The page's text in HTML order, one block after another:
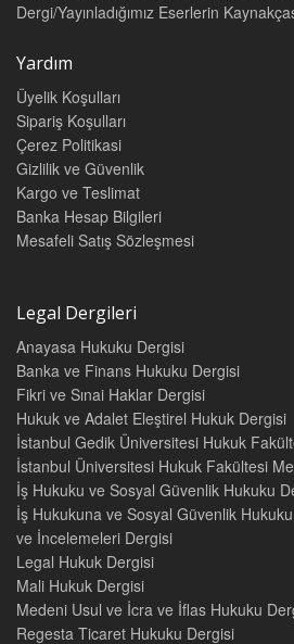
Dergi/Yayınladığımız Eserlerin
Yardım
Üyelik Koşulları
Sipariş Koşulları
Çerez Politikasi
Gizlilik ve Güvenlik
Kargo ve Teslimat
Banka Hesap Bilgileri
Mesafeli Satış Sözleşmesi
Legal Dergileri
Anayasa Hukuku Dergisi
Banka ve Finans Hukuku Dergisi
Fikri ve Sınai Haklar Dergisi
Hukuk ve Adalet Eleştirel Hukuk Dergisi
İstanbul Gedik Üniversitesi Hukuk
İstanbul Üniversitesi Hukuk Fakültesi
İş Hukuku ve Sosyal Güvenlik Hukuku
İş Hukukuna ve Sosyal Güvenlik
ve İncelemeleri Dergisi
Legal Hukuk Dergisi
Mali Hukuk Dergisi
Medeni Usul ve İcra ve İflas Hukuku
Regesta Ticaret Hukuku Dergisi